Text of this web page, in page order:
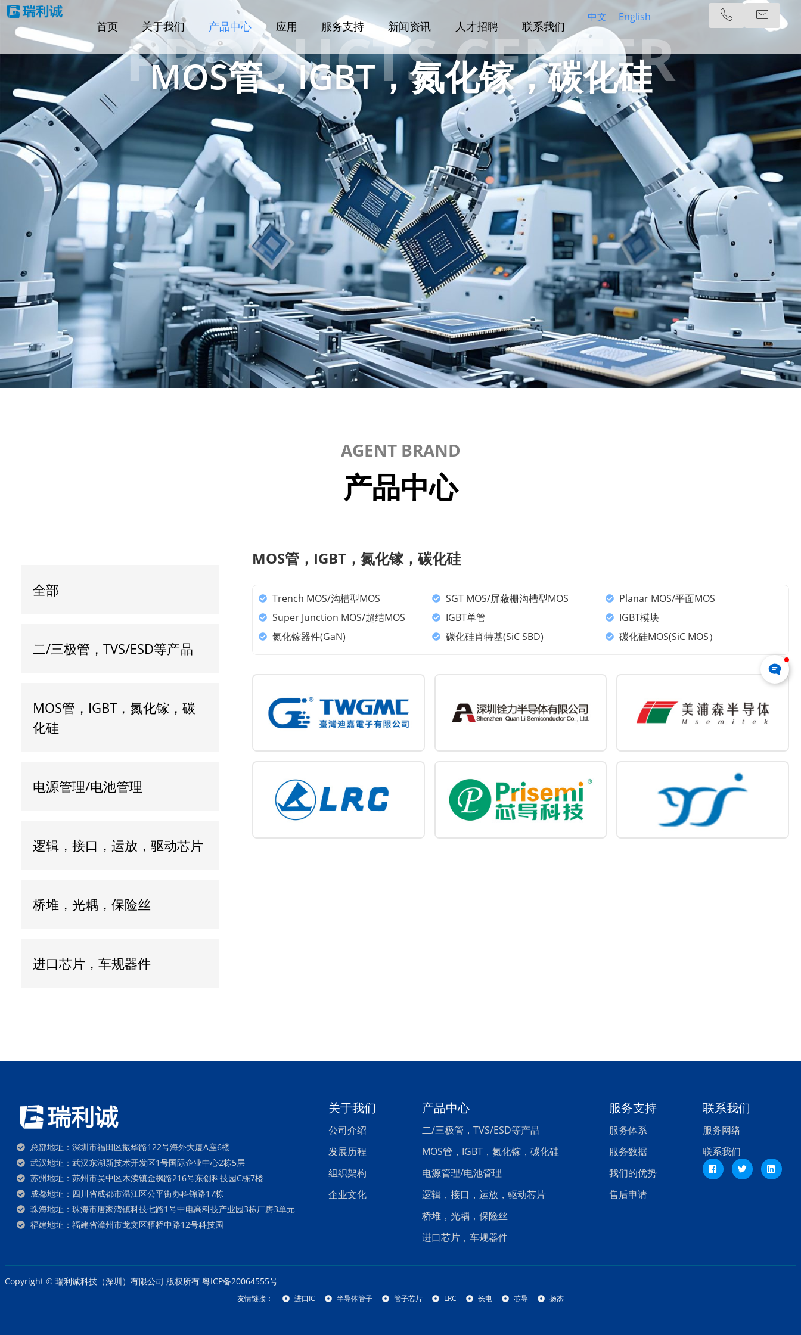
首页 关于我们 产品中心 应用 服务支持 新闻资讯 人才招聘 联系我们
中文 English
PRODUCTS CENTER
MOS管，IGBT，氮化镓，碳化硅
AGENT BRAND
产品中心
全部
二/三极管，TVS/ESD等产品
MOS管，IGBT，氮化镓，碳
化硅
电源管理/电池管理
逻辑，接口，运放，驱动芯片
桥堆，光耦，保险丝
进口芯片，车规器件
MOS管，IGBT，氮化镓，碳化硅
Trench MOS/沟槽型MOS SGT MOS/屏蔽栅沟槽型MOS
Planar MOS/平面MOS
Super Junction MOS/超结MOS
IGBT单管
IGBT模块
氮化镓器件(GaN)
碳化硅肖特基(SiC SBD) 碳化硅MOS(SiC MOS）
总部地址：深圳市福田区振华路122号海外大厦A座6楼
武汉地址：武汉东湖新技术开发区1号国际企业中心2栋5层
苏州地址：苏州市吴中区木渎镇金枫路216号东创科技园C栋7楼
成都地址：四川省成都市温江区公平街办科锦路17栋
珠海地址：珠海市唐家湾镇科技七路1号中电高科技产业园3栋厂房3单元
福建地址：福建省漳州市龙文区梧桥中路12号科技园
关于我们
公司介绍
发展历程
组织架构
企业文化
产品中心
二/三极管，TVS/ESD等产品
MOS管，IGBT，氮化镓，碳化硅
电源管理/电池管理
逻辑，接口，运放，驱动芯片
桥堆，光耦，保险丝
进口芯片，车规器件
服务支持
服务体系
服务数据
我们的优势
售后申请
联系我们
服务网络
联系我们
Copyright © 瑞利诚科技（深圳）有限公司 版权所有 粤ICP备20064555号
友情链接： 进口IC 半导体管子 管子芯片 LRC 长电 芯导 扬杰